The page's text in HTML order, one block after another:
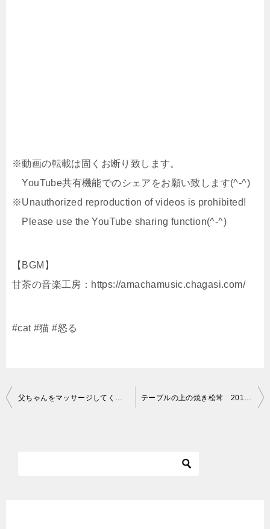
※動画の転載は固くお断り致します。
YouTube共有機能でのシェアをお願い致します(^-^)
※Unauthorized reproduction of videos is prohibited!
Please use the YouTube sharing function(^-^)
【BGM】
甘茶の音楽工房：https://amachamusic.chagasi.com/
#cat #猫 #怒る
投
父ちゃんをマッサージしてくれる猫。A cat that massages my dad. 按摩我爸爸的猫。 テーブルの上の焼き松茸 201022